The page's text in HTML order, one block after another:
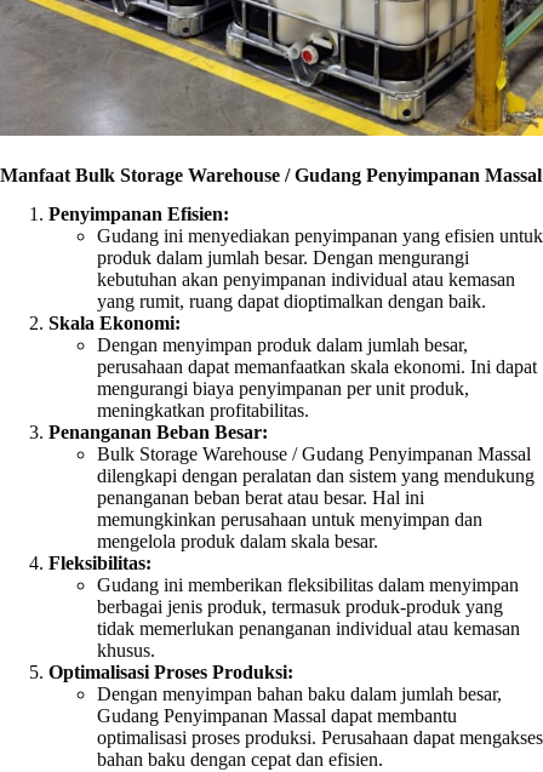
Manfaat Bulk Storage Warehouse / Gudang Penyimpanan Massal
Penyimpanan Efisien:
Gudang ini menyediakan penyimpanan yang efisien untuk
produk dalam jumlah besar. Dengan mengurangi
kebutuhan akan penyimpanan individual atau kemasan
yang rumit, ruang dapat dioptimalkan dengan baik.
Skala Ekonomi:
Dengan menyimpan produk dalam jumlah besar,
perusahaan dapat memanfaatkan skala ekonomi. Ini dapat
mengurangi biaya penyimpanan per unit produk,
meningkatkan profitabilitas.
Penanganan Beban Besar:
Bulk Storage Warehouse / Gudang Penyimpanan Massal
dilengkapi dengan peralatan dan sistem yang mendukung
penanganan beban berat atau besar. Hal ini
memungkinkan perusahaan untuk menyimpan dan
mengelola produk dalam skala besar.
Fleksibilitas:
Gudang ini memberikan fleksibilitas dalam menyimpan
berbagai jenis produk, termasuk produk-produk yang
tidak memerlukan penanganan individual atau kemasan
khusus.
Optimalisasi Proses Produksi:
Dengan menyimpan bahan baku dalam jumlah besar,
Gudang Penyimpanan Massal dapat membantu
optimalisasi proses produksi. Perusahaan dapat mengakses
bahan baku dengan cepat dan efisien.